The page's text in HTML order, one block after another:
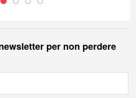
per non perdere